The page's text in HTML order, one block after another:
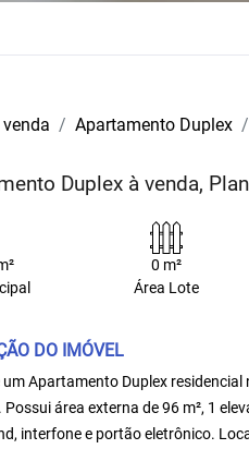
venda Apartamento Duplex
Duplex à venda,
0 m²
Área Lote
DO IMÓVEL
um Apartamento Duplex
Possui área externa de 96 m², 1
interfone e portão eletrônico.